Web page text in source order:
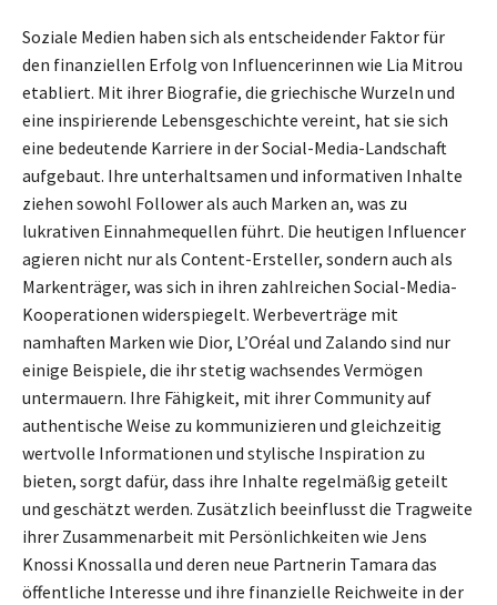
Soziale Medien haben sich als entscheidender Faktor für
den finanziellen Erfolg von Influencerinnen wie Lia Mitrou
etabliert. Mit ihrer Biografie, die griechische Wurzeln und
eine inspirierende Lebensgeschichte vereint, hat sie sich
eine bedeutende Karriere in der Social-Media-Landschaft
aufgebaut. Ihre unterhaltsamen und informativen Inhalte
ziehen sowohl Follower als auch Marken an, was zu
lukrativen Einnahmequellen führt. Die heutigen Influencer
agieren nicht nur als Content-Ersteller, sondern auch als
Markenträger, was sich in ihren zahlreichen Social-Media-
Kooperationen widerspiegelt. Werbeverträge mit
namhaften Marken wie Dior, L’Oréal und Zalando sind nur
einige Beispiele, die ihr stetig wachsendes Vermögen
untermauern. Ihre Fähigkeit, mit ihrer Community auf
authentische Weise zu kommunizieren und gleichzeitig
wertvolle Informationen und stylische Inspiration zu
bieten, sorgt dafür, dass ihre Inhalte regelmäßig geteilt
und geschätzt werden. Zusätzlich beeinflusst die Tragweite
ihrer Zusammenarbeit mit Persönlichkeiten wie Jens
Knossi Knossalla und deren neue Partnerin Tamara das
öffentliche Interesse und ihre finanzielle Reichweite in der